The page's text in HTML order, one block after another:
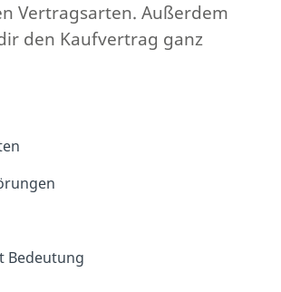
Vertragsarten. Außerdem
den Kaufvertrag ganz
Bedeutung